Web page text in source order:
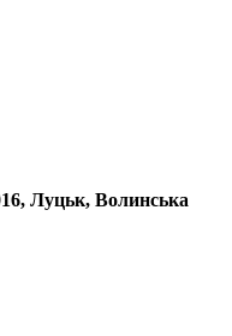
Луцьк, Волинська